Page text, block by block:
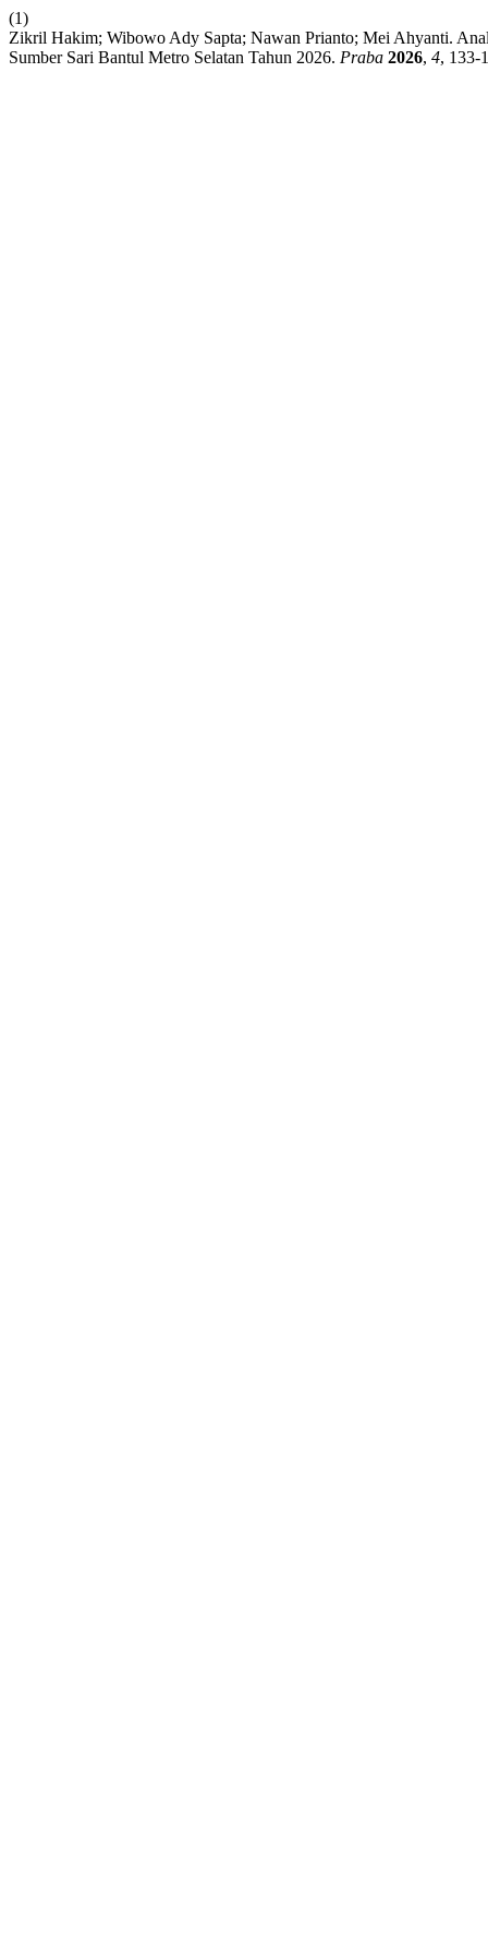
(1)
Zikril Hakim; Wibowo Ady Sapta; Nawan Prianto; Mei Ahyanti.
Sumber Sari Bantul Metro Selatan Tahun 2026. Praba 2026, 4, 133-